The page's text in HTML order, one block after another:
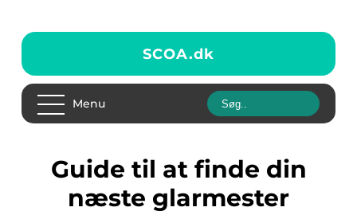
SCOA.dk
Menu
Guide til at finde din
næste glarmester